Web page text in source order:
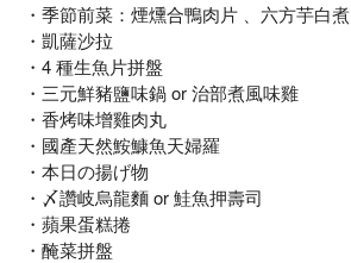
・季節前菜：煙燻合鴨肉片 、六方芋白煮
・凱薩沙拉
・4 種生魚片拼盤
・三元鮮豬鹽味鍋 or 治部煮風味雞
・香烤味增雞肉丸
・國產天然鮟鱇魚天婦羅
・本日の揚げ物
・〆讚岐烏龍麵 or 鮭魚押壽司
・蘋果蛋糕捲
・醃菜拼盤